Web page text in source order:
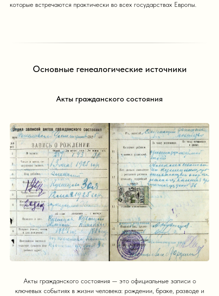
которые встречаются практически во всех государствах Европы.
Основные генеалогические источники
Акты гражданского состояния
Акты гражданского состояния — это официальные записи о
ключевых событиях в жизни человека: рождении, браке, разводе и